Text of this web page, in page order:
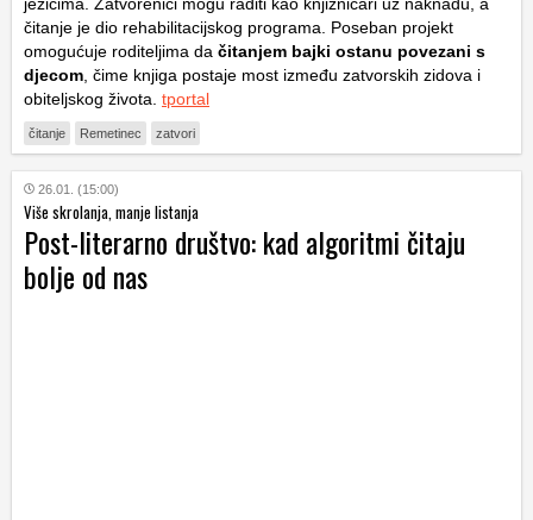
čitanje je dio rehabilitacijskog programa. Poseban projekt
omogućuje roditeljima da čitanjem bajki ostanu povezani s
djecom , čime knjiga postaje most između zatvorskih zidova i
obiteljskog života. tportal
čitanje Remetinec zatvori
26.01. (15:00)
Više skrolanja, manje listanja
Post-literarno društvo: kad algoritmi čitaju
bolje od nas